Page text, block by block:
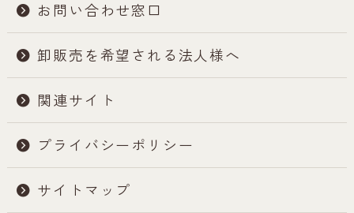
お問い合わせ窓口
卸販売を希望される法人様へ
関連サイト
プライバシーポリシー
サイトマップ